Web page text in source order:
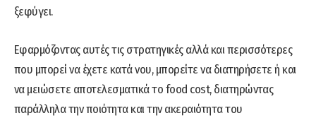
ξεφύγει.
Εφαρμόζοντας αυτές τις στρατηγικές αλλά και περισσότερες
που μπορεί να έχετε κατά νου, μπορείτε να διατηρήσετε ή και
να μειώσετε αποτελεσματικά το food cost, διατηρώντας
παράλληλα την ποιότητα και την ακεραιότητα του